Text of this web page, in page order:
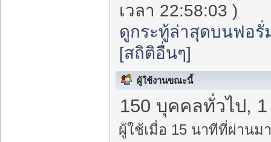
เวลา 22:58:03 )
ดูกระทู้ล่าสุดบนฟอรั่
[สถิติอื่นๆ]
ผู้ใช้งานขณะนี้
150 บุคคลทั่วไป,
ผู้ใช้เมื่อ 15 นาทีที่ผ่านม